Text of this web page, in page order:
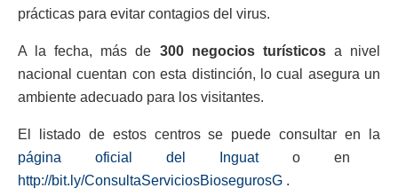
prácticas para evitar contagios del virus.
A la fecha, más de 300 negocios turísticosa nivel
nacional cuentan con esta distinción, lo cual asegura un
ambiente adecuado para los visitantes.
El listado de estos centros se puede consultar en la
página oficial del Inguato en
http://bit.ly/ConsultaServiciosBiosegurosG .